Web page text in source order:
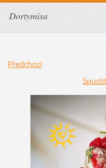
Dortymisa
Předchozí